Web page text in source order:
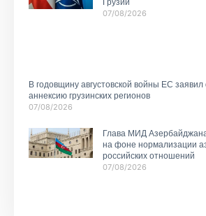
07/08/2026
В годовщину августовской войны ЕС
аннексию грузинских регионов
07/08/2026
Глава МИД
на фоне нормализации
российских отношений
07/08/2026